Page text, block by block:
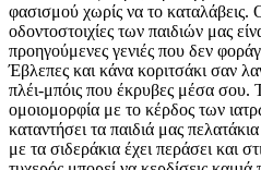
φασισμού χωρίς να το καταλάβεις.
οδοντοστοιχίες των παιδιών μας
προηγούμενες γενιές που δεν
Έβλεπες και κάνα κοριτσάκι σαν
πλέι-μπόις που έκρυβες μέσα σου.
ομοιομορφία με το κέρδος των
καταντήσει τα παιδιά μας
με τα σιδεράκια έχει περάσει και